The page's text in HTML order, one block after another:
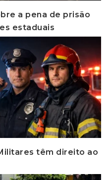
a pena de prisão
estaduais
têm direito ao